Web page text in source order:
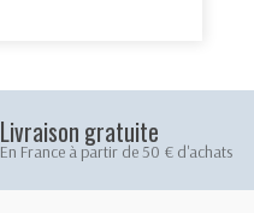
Livraison gratuite
En France à partir de 50 € d'achats